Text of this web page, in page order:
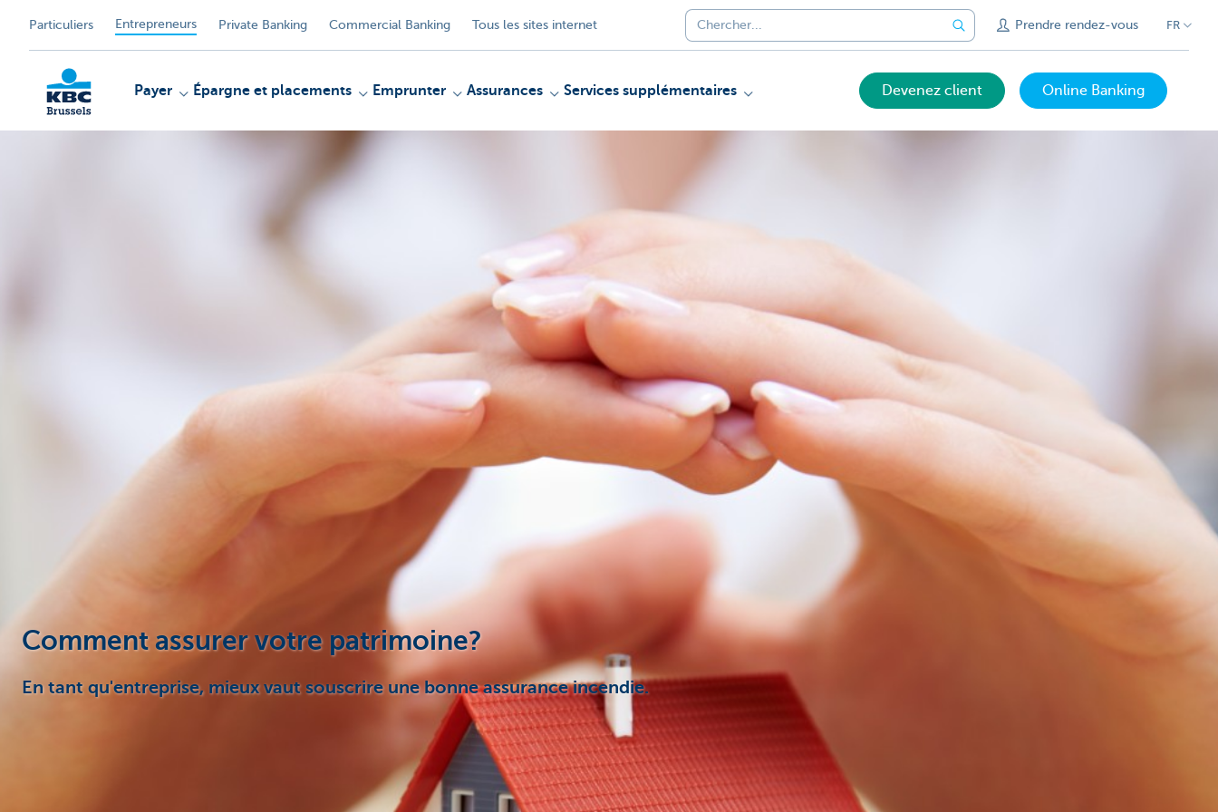
Particuliers Entrepreneurs Private Banking Commercial Banking Tous les sites internet Prendre rendez-vous FR
Payer Épargne et placements Emprunter Assurances Services supplémentaires Devenez client Online Banking
Comment assurer votre patrimoine?
En tant qu'entreprise, mieux vaut souscrire une bonne assurance incendie.